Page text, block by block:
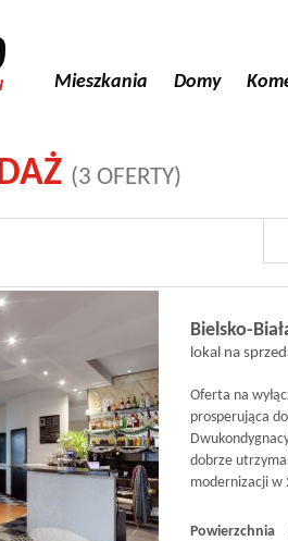
Mieszkania Domy
(3 OFERTY)
Bielsko-
lokal na
Oferta na
prosperująca
dobrze
modernizacji w
Powierzchnia